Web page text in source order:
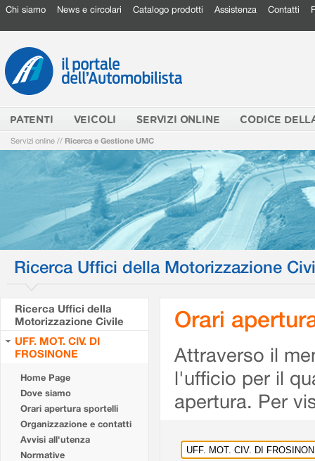
Chi siamo News e circolari Catalogo prodotti Assistenza Contatti
PATENTI VEICOLI SERVIZI ONLINE CODICE
Servizi online // Ricerca e Gestione UMC
Ricerca Uffici della Motorizzazione
Ricerca Uffici della
Motorizzazione Civile
UFF. MOT. CIV. DI
FROSINONE
Home Page
Dove siamo
Orari apertura sportelli
Organizzazione e contatti
Avvisi all'utenza
Normative
Orari
Attraverso il
l'ufficio per il
apertura. Per